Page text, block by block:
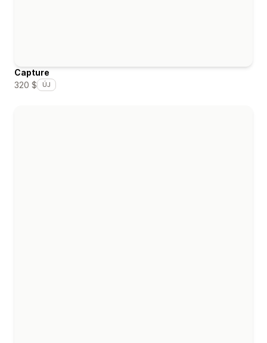
Capture
320 $
ÚJ